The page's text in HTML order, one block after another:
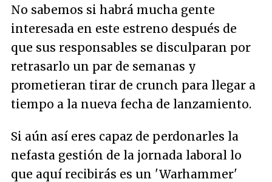
No sabemos si habrá mucha gente
interesada en este estreno después de
que sus responsables se disculparan por
retrasarlo un par de semanas y
prometieran tirar de crunch para llegar a
tiempo a la nueva fecha de lanzamiento.
Si aún así eres capaz de perdonarles la
nefasta gestión de la jornada laboral lo
que aquí recibirás es un 'Warhammer'